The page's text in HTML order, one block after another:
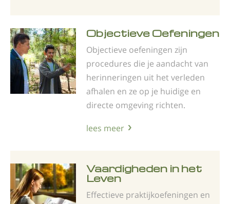
Objectieve Oefeningen
Objectieve oefeningen zijn
procedures die je aandacht van
herinneringen uit het verleden
afhalen en ze op je huidige en
directe omgeving richten.
lees meer
Vaardigheden in het
Leven
Effectieve praktijkoefeningen en